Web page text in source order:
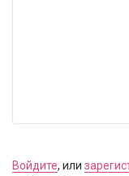
Войдите, или